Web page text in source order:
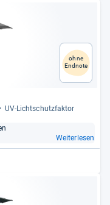
ohne
Endnote
UV-​Licht­schutz­fak­tor
Weiterlesen